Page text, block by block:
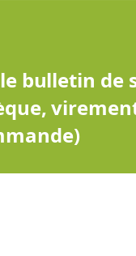
bulletin de